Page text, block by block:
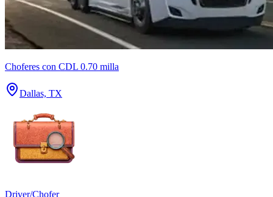
Choferes con CDL 0.70 milla
Dallas, TX
Driver/Chofer